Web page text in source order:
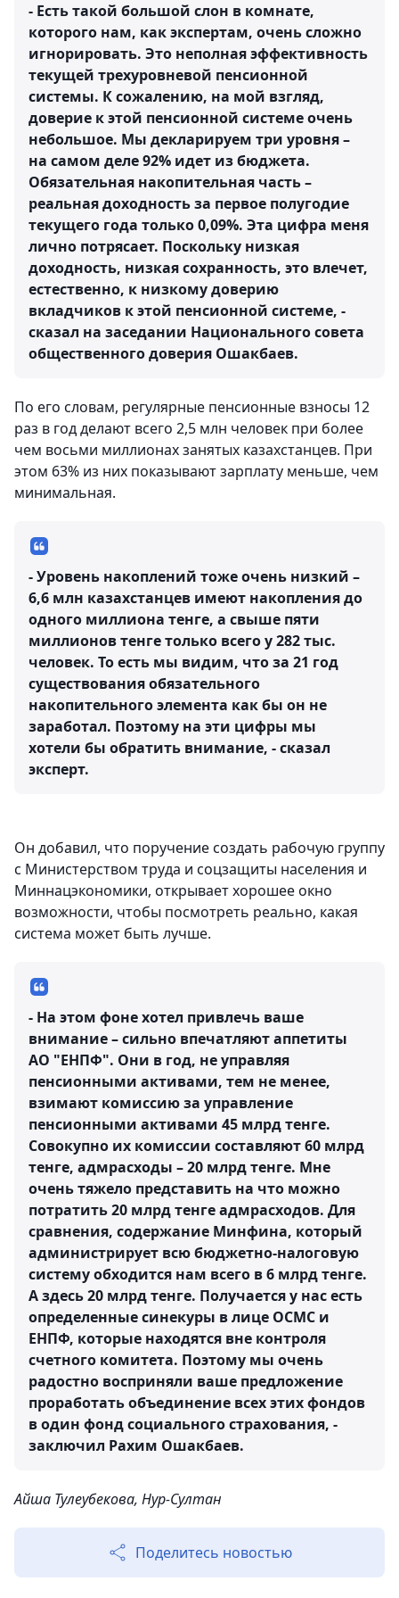
- Есть такой большой слон в комнате,
которого нам, как экспертам, очень сложно
игнорировать. Это неполная эффективность
текущей трехуровневой пенсионной
системы. К сожалению, на мой взгляд,
доверие к этой пенсионной системе очень
небольшое. Мы декларируем три уровня –
на самом деле 92% идет из бюджета.
Обязательная накопительная часть –
реальная доходность за первое полугодие
текущего года только 0,09%. Эта цифра меня
лично потрясает. Поскольку низкая
доходность, низкая сохранность, это влечет,
естественно, к низкому доверию
вкладчиков к этой пенсионной системе, -
сказал на заседании Национального совета
общественного доверия Ошакбаев.
По его словам, регулярные пенсионные взносы 12
раз в год делают всего 2,5 млн человек при более
чем восьми миллионах занятых казахстанцев. При
этом 63% из них показывают зарплату меньше, чем
минимальная.
- Уровень накоплений тоже очень низкий –
6,6 млн казахстанцев имеют накопления до
одного миллиона тенге, а свыше пяти
миллионов тенге только всего у 282 тыс.
человек. То есть мы видим, что за 21 год
существования обязательного
накопительного элемента как бы он не
заработал. Поэтому на эти цифры мы
хотели бы обратить внимание, - сказал
эксперт.
Он добавил, что поручение создать рабочую группу
с Министерством труда и соцзащиты населения и
Миннацэкономики, открывает хорошее окно
возможности, чтобы посмотреть реально, какая
система может быть лучше.
- На этом фоне хотел привлечь ваше
внимание – сильно впечатляют аппетиты
АО "ЕНПФ". Они в год, не управляя
пенсионными активами, тем не менее,
взимают комиссию за управление
пенсионными активами 45 млрд тенге.
Совокупно их комиссии составляют 60 млрд
тенге, адмрасходы – 20 млрд тенге. Мне
очень тяжело представить на что можно
потратить 20 млрд тенге адмрасходов. Для
сравнения, содержание Минфина, который
администрирует всю бюджетно-налоговую
систему обходится нам всего в 6 млрд тенге.
А здесь 20 млрд тенге. Получается у нас есть
определенные синекуры в лице ОСМС и
ЕНПФ, которые находятся вне контроля
счетного комитета. Поэтому мы очень
радостно восприняли ваше предложение
проработать объединение всех этих фондов
в один фонд социального страхования, -
заключил Рахим Ошакбаев.
Айша Тулеубекова, Нур-Султан
Поделитесь новостью